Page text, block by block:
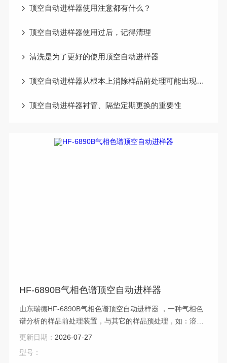
顶空自动进样器使用注意都有什么？
顶空自动进样器使用过后，记得清理
清洗是为了更好的使用顶空自动进样器
顶空自动进样器从根本上消除样品前处理可能出现的错误和问题
顶空自动进样器衬管、隔垫定期更换的重要性
HF-6890B气相色谱顶空自动进样器
山东瑞德HF-6890B气相色谱顶空自动进样器 ，一种气相色
谱分析的样品前处理装置，与其它的样品预处理，如：溶剂
萃取、热解析等方法比较，更简单实用，工作效率高，色谱
更新日期： 2026-07-27
型号：